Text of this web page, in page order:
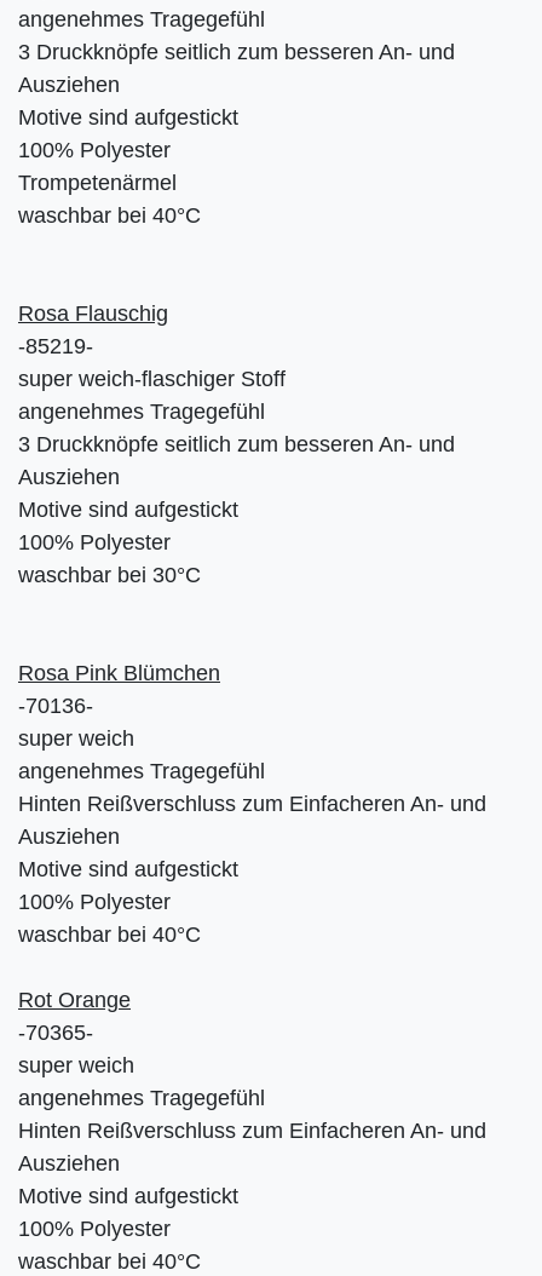
angenehmes Tragegefühl
3 Druckknöpfe seitlich zum besseren An- und
Ausziehen
Motive sind aufgestickt
100% Polyester
Trompetenärmel
waschbar bei 40°C
Rosa Flauschig
-85219-
super weich-flaschiger Stoff
angenehmes Tragegefühl
3 Druckknöpfe seitlich zum besseren An- und
Ausziehen
Motive sind aufgestickt
100% Polyester
waschbar bei 30°C
Rosa Pink Blümchen
-70136-
super weich
angenehmes Tragegefühl
Hinten Reißverschluss zum Einfacheren An- und
Ausziehen
Motive sind aufgestickt
100% Polyester
waschbar bei 40°C
Rot Orange
-70365-
super weich
angenehmes Tragegefühl
Hinten Reißverschluss zum Einfacheren An- und
Ausziehen
Motive sind aufgestickt
100% Polyester
waschbar bei 40°C